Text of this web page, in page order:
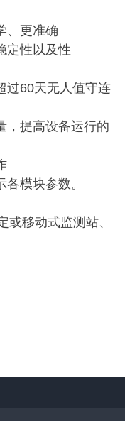
、更准确
定性以及性
过60天无人值守连
，提高设备运行的
模块参数。
移动式监测站、